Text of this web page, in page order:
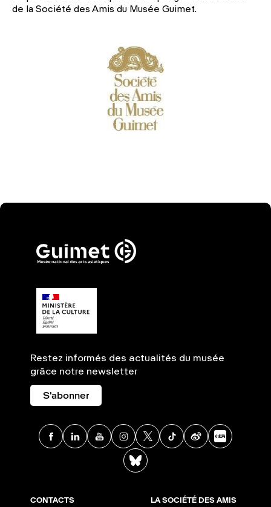
de la Société des Amis du Musée Guimet.
Restez informés des actualités du musée
grâce notre newsletter
S'abonner
Facebook
LinkedinYoutubeInstagram
X TikTokWeibo
CONTACTS LA SOCIÉTÉ DES AMIS